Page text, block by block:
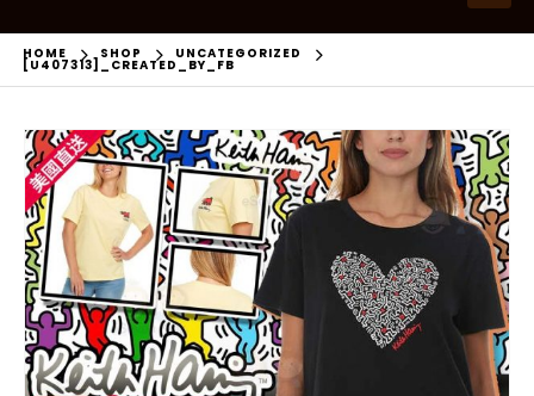
HOME SHOP UNCATEGORIZED
[U407313]_CREATED_BY_FB